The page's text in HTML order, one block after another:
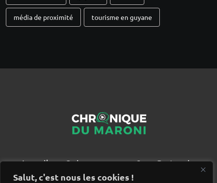
Salut, c'est nous les cookies !
média de proximité tourisme en guyane
Accueil Qui sommes nous ?
Partenaires
Contact